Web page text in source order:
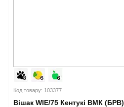
Код товару: 103377
Вішак WIE/75 Кентукі ВМК (БРВ)